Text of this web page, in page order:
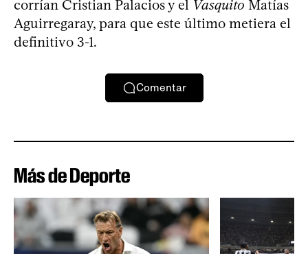
corrían Cristian Palacios y el Vasquito Matías
Aguirregaray, para que este último metiera el
definitivo 3-1.
Comentar
Más de Deporte